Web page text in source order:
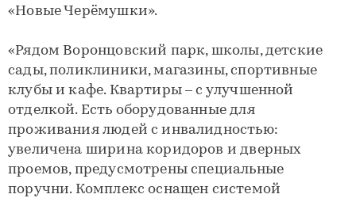
«Новые Черёмушки».
«Рядом Воронцовский парк, школы, детские
сады, поликлиники, магазины, спортивные
клубы и кафе. Квартиры – с улучшенной
отделкой. Есть оборудованные для
проживания людей с инвалидностью:
увеличена ширина коридоров и дверных
проемов, предусмотрены специальные
поручни. Комплекс оснащен системой